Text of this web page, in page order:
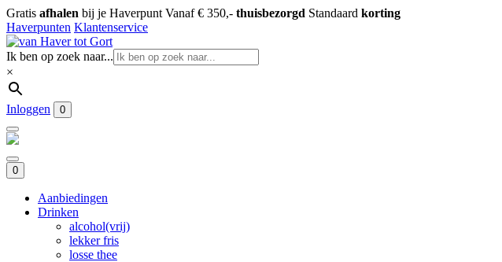
Gratis afhalen bij je Haverpunt Vanaf € 350,- thuisbezorgd Standaard korting
Haverpunten Klantenservice
Ik ben op zoek naar...
×
Inloggen 0
0
Aanbiedingen
Drinken
alcohol(vrij)
lekker fris
losse thee